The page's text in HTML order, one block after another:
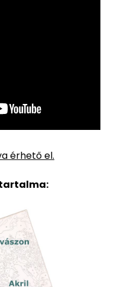
érhető el.